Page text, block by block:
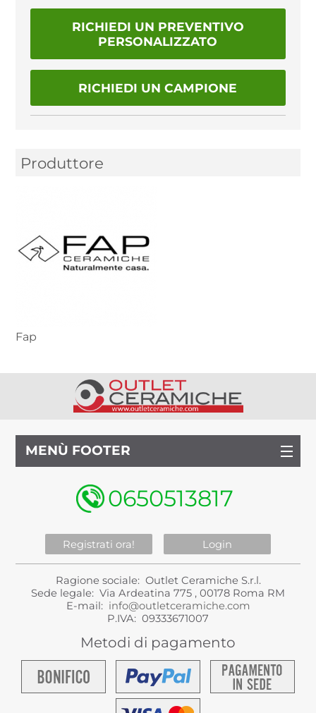
RICHIEDI UN PREVENTIVO
PERSONALIZZATO
RICHIEDI UN CAMPIONE
Produttore
Fap
MENÙ FOOTER
0650513817
Registrati ora! Login
Ragione sociale: Outlet Ceramiche S.r.l.
Sede legale: Via Ardeatina 775 , 00178 Roma RM
E-mail: info@outletceramiche.com
P.IVA: 09333671007
Metodi di pagamento